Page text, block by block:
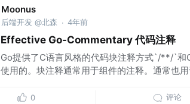
Moonus
后端开发 @北森 · 4年前
Effective Go-Commentary 代码注释
Go提供了C语言风格的代码块注释方式`/**/`
使用的。块注释通常用于组件的注释。通常也
0 评论